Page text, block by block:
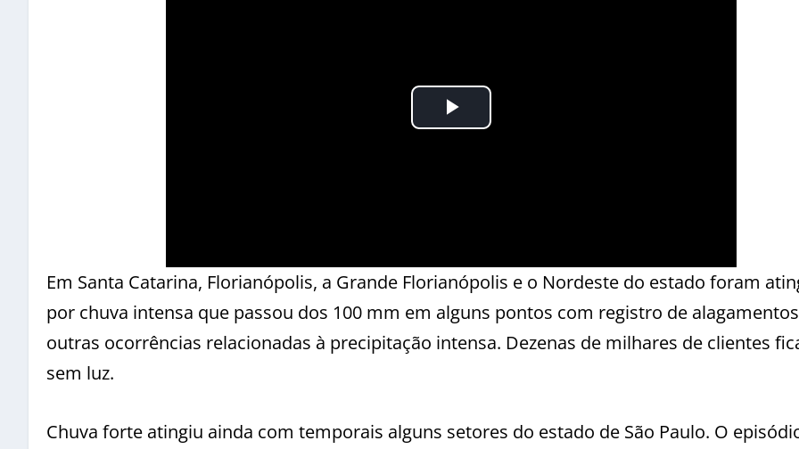
Em Santa Catarina, Florianópolis, a Grande Florianópolis e o Nordeste do estado foram
por chuva intensa que passou dos 100 mm em alguns pontos com registro de
outras ocorrências relacionadas à precipitação intensa. Dezenas de milhares de clientes
sem luz.
Chuva forte atingiu ainda com temporais alguns setores do estado de São Paulo. O